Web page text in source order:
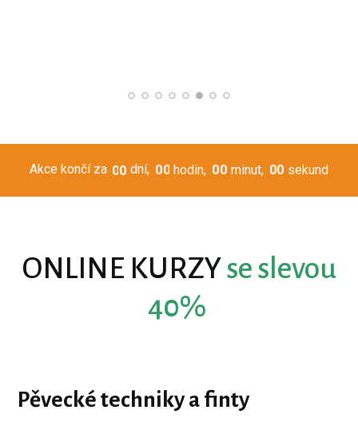
Akce končí za 00 dní 00 hodin 00 minut 00 sekund
ONLINE KURZYse slevou
40%
Pěvecké techniky a finty